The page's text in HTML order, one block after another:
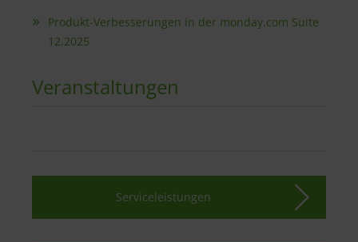
Produkt-Verbesserungen in der monday.com Suite
12.2025
Veranstaltungen
Serviceleistungen